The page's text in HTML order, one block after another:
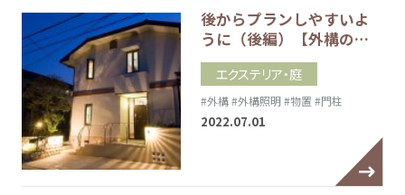
後からプランしやすいよ
うに（後編）【外構の…
エクステリア・庭
#外構#外構照明 #物置 #門柱
2022.07.01